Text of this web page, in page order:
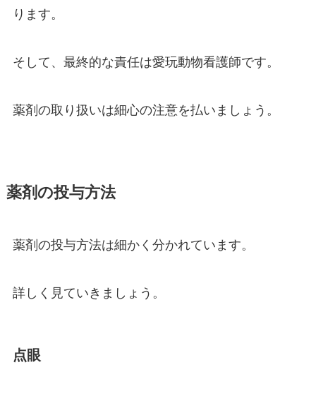
ります。
そして、最終的な責任は愛玩動物看護師です。
薬剤の取り扱いは細心の注意を払いましょう。
薬剤の投与方法
薬剤の投与方法は細かく分かれています。
詳しく見ていきましょう。
点眼